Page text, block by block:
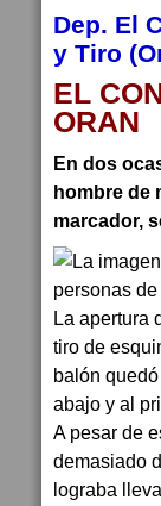
Dep. El
y Tiro
EL
ORAN
En dos
hombre de
marcador,
La apertura
tiro de
balón
abajo y al
A pesar de
demasiado
lograba